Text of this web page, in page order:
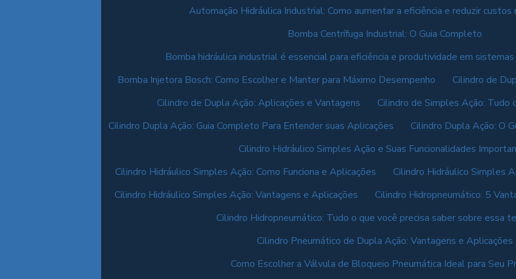
Automação Hidráulica Industrial: Como aumentar a eficiência e reduzir custos
Bomba Centrífuga Industrial: O Guia Completo
Bomba hidráulica industrial é essencial para eficiência e produtividade em
Bomba Injetora Bosch: Como Escolher e Manter para Máximo Desempenho
Cilindro de
Cilindro de Dupla Ação: Aplicações e Vantagens
Cilindro de Simples Ação: Tudo
Cilindro Dupla Ação: Guia Completo Para Entender suas Aplicações
Cilindro Dupla Ação: O
Cilindro Hidráulico Simples Ação e Suas Funcionalidades
Cilindro Hidráulico Simples Ação: Como Funciona e Aplicações
Cilindro Hidráulico Simples
Cilindro Hidráulico Simples Ação: Vantagens e Aplicações
Cilindro Hidropneumático: 5
Cilindro Hidropneumático: Tudo o que você precisa saber sobre essa
Cilindro Pneumático de Dupla Ação: Vantagens e Aplicações
Como Escolher a Válvula de Bloqueio Pneumática Ideal para Seu